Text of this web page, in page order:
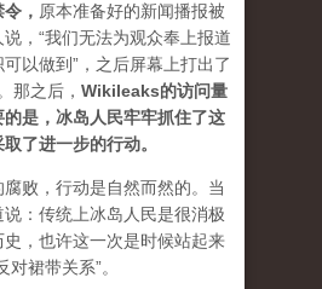
令 ， 原本准备好的新闻播报被
，“我们无法为观众奉上报道
以做到”，之后屏幕上打出了
那之后， Wikileaks的访问量
是，冰岛人民牢牢抓住了这
了进一步的行动。
腐败，行动是自然而然的。当
：传统上冰岛人民是很消极
，也许这一次是时候站起来
对裙带关系”。